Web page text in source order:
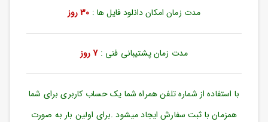
بازیابی
رمز
مدت زمان امکان دانلود فایل ها : 30 روز
مدت زمان پشتیبانی فنی :7 روز
با استفاده از شماره تلفن همراه شما یک حساب کاربری برای شما
همزمان با ثبت سفارش ایجاد میشود .برای اولین بار به صورت